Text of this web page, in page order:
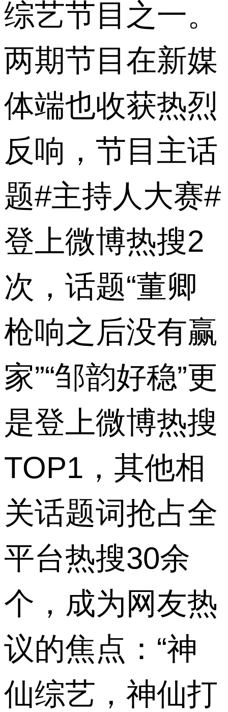
综艺节目之一。
两期节目在新媒
体端也收获热烈
反响，节目主话
题#主持人大赛#
登上微博热搜2
次，话题“董卿
枪响之后没有赢
家”“邹韵好稳”更
是登上微博热搜
TOP1 ，其他相
关话题词抢占全
平台热搜30余
个，成为网友热
议的焦点： “神
仙综艺，神仙打